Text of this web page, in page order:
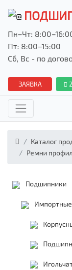
Пн–Чт:
Пт: 8:00–15:00
Сб, Вс - по
ЗАЯВКА
Каталог
Ремни
Подшипники